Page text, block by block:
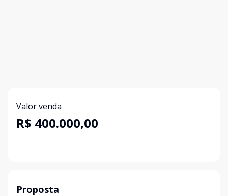
Valor venda
R$ 400.000,00
Proposta